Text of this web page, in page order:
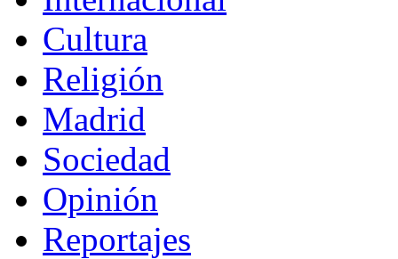
Cultura
Religión
Madrid
Sociedad
Opinión
Reportajes